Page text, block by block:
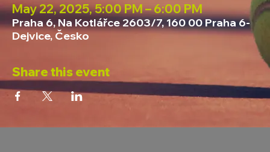
May 22, 2025, 5:00 PM – 6:00 PM
Praha 6, Na Kotlářce 2603/7, 160 00 Praha 6-
Dejvice, Česko
Share this event